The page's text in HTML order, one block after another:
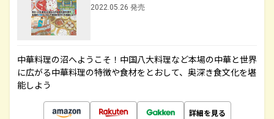
2022.05.26 発売
中華料理の沼へようこそ！中国八大料理など本場の中華と世界
に広がる中華料理の特徴や食材をとおして、奥深き食文化を堪
能しよう
詳細を見る